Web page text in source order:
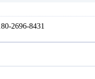
2696-8431